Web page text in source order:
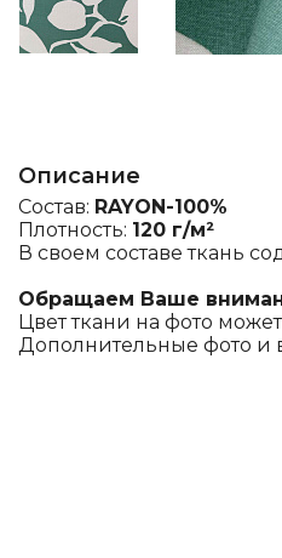
Описание
Состав: RAYON-100%
Плотность: 120 г/м²
В своем составе ткань
Обращаем Ваше
Цвет ткани на фото
Дополнительные фото и